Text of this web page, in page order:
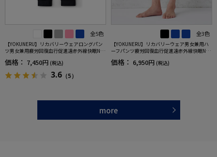
全5色
【YOKUNERU】リカバリーウェアロングパン
ツ男女兼用疲労回復血行促進遠赤外線快眠NA
NOMIX(R)【一般医療機器】SS～LLサイズ
価格： 7,450円 (税込)
3.6 （5）
全3色
【YOKUNERU】リカバリーウェア男女兼用ハ
ーフパンツ疲労回復血行促進遠赤外線快眠NA
NOMIX(R)【一般医療機器】SS～LLサイズ
価格： 6,950円 (税込)
more